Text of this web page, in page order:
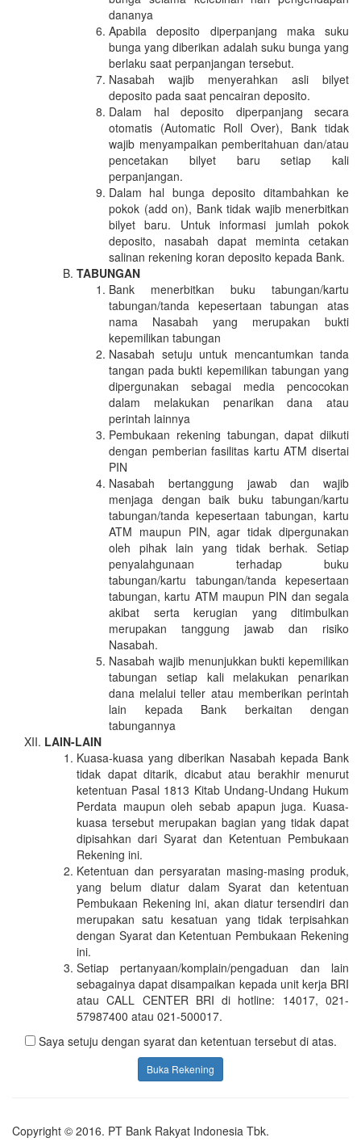
dananya
Apabila deposito diperpanjang maka suku
bunga yang diberikan adalah suku bunga yang
berlaku saat perpanjangan tersebut.
Nasabah wajib menyerahkan asli bilyet
deposito pada saat pencairan deposito.
Dalam hal deposito diperpanjang secara
otomatis (Automatic Roll Over), Bank tidak
wajib menyampaikan pemberitahuan dan/atau
pencetakan bilyet baru setiap kali
perpanjangan.
Dalam hal bunga deposito ditambahkan ke
pokok (add on), Bank tidak wajib menerbitkan
bilyet baru. Untuk informasi jumlah pokok
deposito, nasabah dapat meminta cetakan
salinan rekening koran deposito kepada Bank.
TABUNGAN
Bank menerbitkan buku tabungan/kartu
tabungan/tanda kepesertaan tabungan atas
nama Nasabah yang merupakan bukti
kepemilikan tabungan
Nasabah setuju untuk mencantumkan tanda
tangan pada bukti kepemilikan tabungan yang
dipergunakan sebagai media pencocokan
dalam melakukan penarikan dana atau
perintah lainnya
Pembukaan rekening tabungan, dapat diikuti
dengan pemberian fasilitas kartu ATM disertai
PIN
Nasabah bertanggung jawab dan wajib
menjaga dengan baik buku tabungan/kartu
tabungan/tanda kepesertaan tabungan, kartu
ATM maupun PIN, agar tidak dipergunakan
oleh pihak lain yang tidak berhak. Setiap
penyalahgunaan terhadap buku
tabungan/kartu tabungan/tanda kepesertaan
tabungan, kartu ATM maupun PIN dan segala
akibat serta kerugian yang ditimbulkan
merupakan tanggung jawab dan risiko
Nasabah.
Nasabah wajib menunjukkan bukti kepemilikan
tabungan setiap kali melakukan penarikan
dana melalui teller atau memberikan perintah
lain kepada Bank berkaitan dengan
tabungannya
LAIN-LAIN
Kuasa-kuasa yang diberikan Nasabah kepada Bank
tidak dapat ditarik, dicabut atau berakhir menurut
ketentuan Pasal 1813 Kitab Undang-Undang Hukum
Perdata maupun oleh sebab apapun juga. Kuasa-
kuasa tersebut merupakan bagian yang tidak dapat
dipisahkan dari Syarat dan Ketentuan Pembukaan
Rekening ini.
Ketentuan dan persyaratan masing-masing produk,
yang belum diatur dalam Syarat dan ketentuan
Pembukaan Rekening ini, akan diatur tersendiri dan
merupakan satu kesatuan yang tidak terpisahkan
dengan Syarat dan Ketentuan Pembukaan Rekening
ini.
Setiap pertanyaan/komplain/pengaduan dan lain
sebagainya dapat disampaikan kepada unit kerja BRI
atau CALL CENTER BRI di hotline: 14017, 021-
57987400 atau 021-500017.
Saya setuju dengan syarat dan ketentuan tersebut di atas.
Buka Rekening
Copyright © 2016. PT Bank Rakyat Indonesia Tbk.